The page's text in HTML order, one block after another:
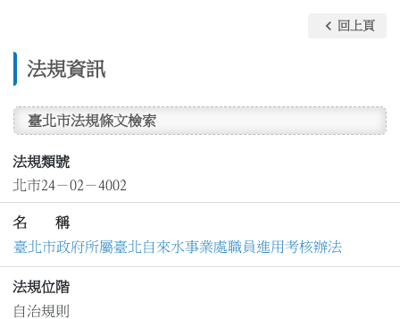
法規資訊
keyboard_arrow_left 回上頁
臺北市法規條文檢索
法規類號
北市24－02－4002
名 稱
臺北市政府所屬臺北自來水事業處職員進用考核辦法
法規位階
自治規則